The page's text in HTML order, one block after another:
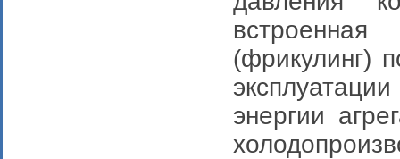
(фрикулинг)
энергии